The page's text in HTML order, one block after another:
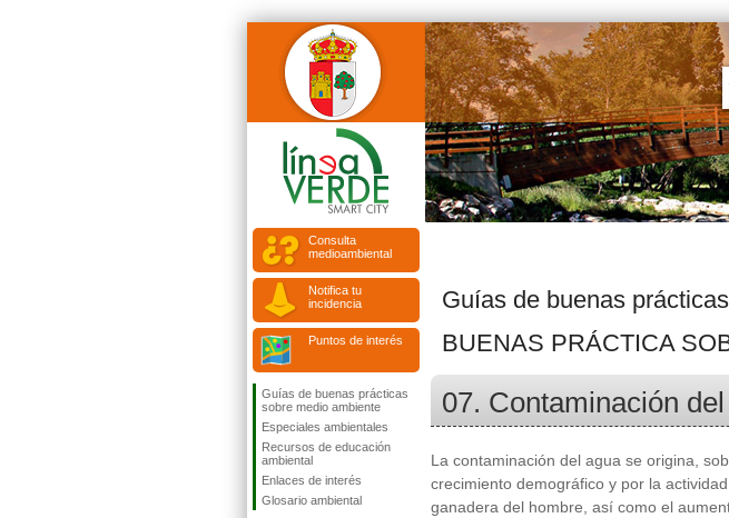
Consulta
medioambiental
Notifica tu
incidencia
Puntos de interés
Guías de buenas prácticas
sobre medio ambiente
Especiales ambientales
Recursos de educación
ambiental
Enlaces de interés
Glosario ambiental
Guías de buenas
BUENAS PRÁCTICA
07. Contaminación
La contaminación del agua se origina,
crecimiento demográfico y por la
ganadera del hombre, así como el